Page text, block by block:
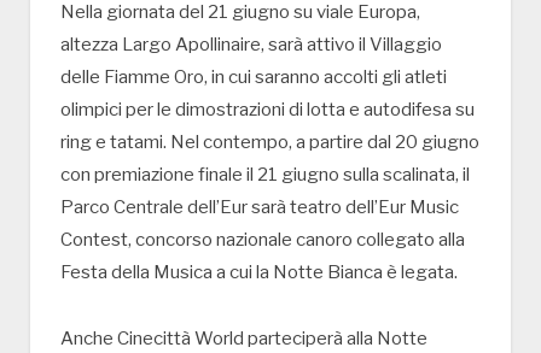
Nella giornata del 21 giugno su viale Europa,
altezza Largo Apollinaire, sarà attivo il Villaggio
delle Fiamme Oro, in cui saranno accolti gli atleti
olimpici per le dimostrazioni di lotta e autodifesa su
ring e tatami. Nel contempo, a partire dal 20 giugno
con premiazione finale il 21 giugno sulla scalinata, il
Parco Centrale dell’Eur sarà teatro dell’Eur Music
Contest, concorso nazionale canoro collegato alla
Festa della Musica a cui la Notte Bianca è legata.
Anche Cinecittà World parteciperà alla Notte